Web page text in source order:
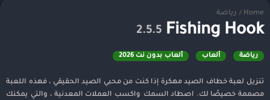
Home
/ رياضة
Fishing Hook
2.5.5
رياضة ألعاب ألعاب بدون نت 2026
تنزيل لعبة خطاف الصيد مهكرة إذا كنت من محبي الصيد الحقيقي ، فهذه اللعبة
مصممة خصيصًا لك. اصطاد السمك واكسب العملات المعدنية ، والتي يمكنك